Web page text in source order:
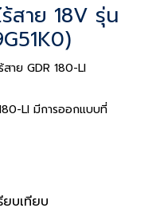
สาย 18V รุ่น
าย GDR 180-LI
LI มีการออกแบบที่
ยบเทียบ